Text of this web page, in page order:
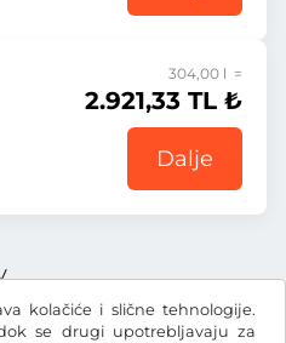
kolačiće i slične tehnologije.
se drugi upotrebljavaju za
304,00 l =
2.921,33 TL ₺
Dalje